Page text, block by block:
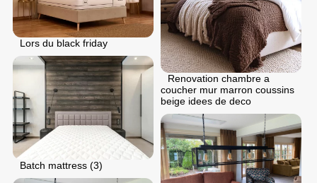
Renovation chambre a
coucher mur marron coussins
beige idees de deco
Lors du black friday
Batch mattress (3)